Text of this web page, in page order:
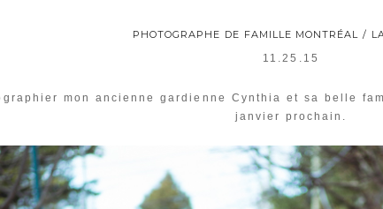
PHOTOGRAPHE DE FAMILLE MONTRÉAL /
11.25.15
mon ancienne gardienne Cynthia et sa belle
janvier prochain.